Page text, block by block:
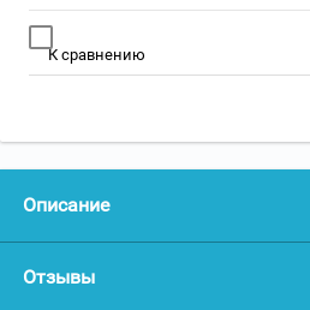
К сравнению
Описание
Отзывы